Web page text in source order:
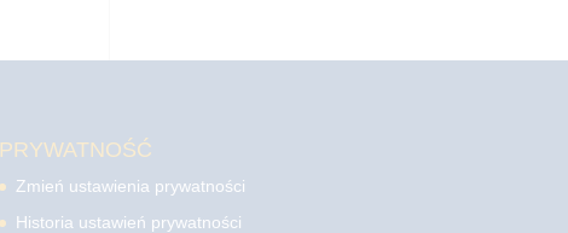
PRYWATNOŚĆ
Zmień ustawienia prywatności
Historia ustawień prywatności